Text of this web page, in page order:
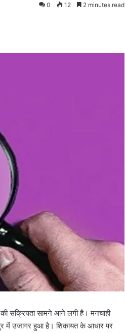
0 12 2 minutes read
की सक्रियता सामने आने लगी है। मनचाही
में उजागर हुआ है। शिकायत के आधार पर